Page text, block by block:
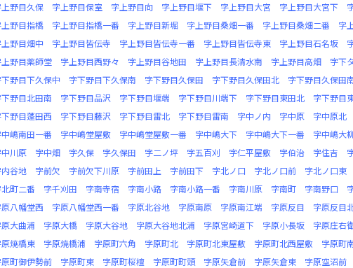
上野目久保
字上野目保室 字上野目向 字上野目堰下 字上野目大宮 字上野目大宮下
上野目指橋
字上野目指橋一番 字上野目新堀 字上野目桑畑一番 字上野目桑畑二番 字
野目畑中
字上野目皆伝寺 字上野目皆伝寺一番 字上野目皆伝寺東 字上野目石名坂
上野目薬師堂
字上野目西野々 字上野目谷地田 字上野目長清水南 字上野目高畑 字下
下野目下久保中
字下野目下久保南 字下野目久保田 字下野目久保田北 字下野目久保田
下野目北田南
字下野目品沢 字下野目堰端 字下野目川端下 字下野目東田北 字下野目
下野目蓬田西
字下野目藤沢 字下野目雷北 字下野目雷南 字中ノ内 字中原 字中原北
中嶋南田一番
字中嶋堂屋敷 字中嶋堂屋敷一番 字中嶋大下 字中嶋大下一番 字中嶋大
中川原
字中畑 字久保 字久保田 字二ノ坪 字五百刈 字仁平屋敷 字伯治 字住吉
内谷地
字前欠 字前欠下川原 字前田上 字前田下 字北ノ口 字北ノ口前 字北ノ口東
町二番
字千刈田 字南寺宿 字南小路 字南小路一番 字南川原 字南町 字南野口
八幡堂西
字原八幡堂西一番 字原北谷地 字原南原 字原南江端 字原反目 字原反目
原大曲浦
字原大橋 字原大谷地 字原大谷地北浦 字原宮崎道下 字原小長坂 字原庄右
原焼橋東
字原焼橋浦 字原町六角 字原町北 字原町北東屋敷 字原町北西屋敷 字原町
原町御伊勢前
字原町東 字原町桜檀 字原町町頭 字原矢倉前 字原矢倉東 字原空沼前